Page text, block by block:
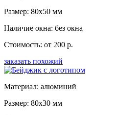
Размер: 80x50 мм
Наличие окна: без окна
Стоимость: от 200 р.
заказать похожий
Материал: алюминий
Размер: 80x30 мм